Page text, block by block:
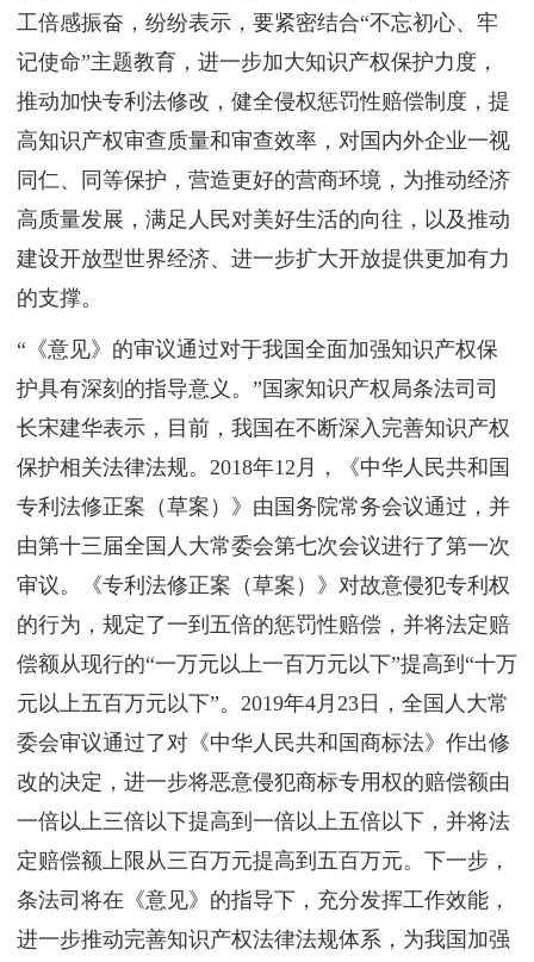
工倍感振奋，纷纷表示，要紧密结合“不忘初心、牢
记使命”主题教育，进一步加大知识产权保护力度，
推动加快专利法修改，健全侵权惩罚性赔偿制度，提
高知识产权审查质量和审查效率，对国内外企业一视
同仁、同等保护，营造更好的营商环境，为推动经济
高质量发展，满足人民对美好生活的向往，以及推动
建设开放型世界经济、进一步扩大开放提供更加有力
的支撑。
“《意见》的审议通过对于我国全面加强知识产权保
护具有深刻的指导意义。”国家知识产权局条法司司
长宋建华表示，目前，我国在不断深入完善知识产权
保护相关法律法规。2018年12月，《中华人民共和国
专利法修正案（草案）》由国务院常务会议通过，并
由第十三届全国人大常委会第七次会议进行了第一次
审议。《专利法修正案（草案）》对故意侵犯专利权
的行为，规定了一到五倍的惩罚性赔偿，并将法定赔
偿额从现行的“一万元以上一百万元以下”提高到“十万
元以上五百万元以下”。2019年4月23日，全国人大常
委会审议通过了对《中华人民共和国商标法》作出修
改的决定，进一步将恶意侵犯商标专用权的赔偿额由
一倍以上三倍以下提高到一倍以上五倍以下，并将法
定赔偿额上限从三百万元提高到五百万元。下一步，
条法司将在《意见》的指导下，充分发挥工作效能，
进一步推动完善知识产权法律法规体系，为我国加强